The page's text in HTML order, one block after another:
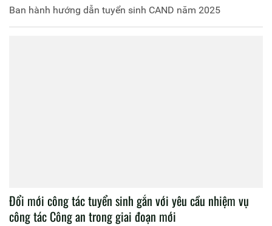
Ban hành hướng dẫn tuyển sinh CAND năm 2025
Đổi mới công tác tuyển sinh gắn với yêu cầu nhiệm vụ
công tác Công an trong giai đoạn mới